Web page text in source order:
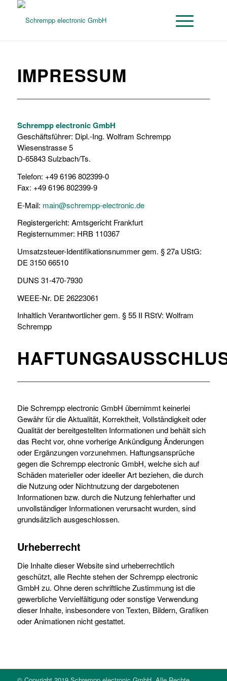
IMPRESSUM
Schrempp electronic GmbH
Geschäftsführer: Dipl.-Ing. Wolfram Schrempp
Wiesenstrasse 5
D-65843 Sulzbach/Ts.
Telefon: +49 6196 802399-0
Fax: +49 6196 802399-9
E-Mail: main@schrempp-electronic.de
Registergericht: Amtsgericht Frankfurt
Registernummer: HRB 110367
Umsatzsteuer-Identifikationsnummer gem. § 27a UStG:
DE 3150 66510
DUNS 31-470-7930
WEEE-Nr. DE 26223061
Inhaltlich Verantwortlicher gem. § 55 II RStV: Wolfram
Schrempp
Die Schrempp electronic GmbH übernimmt keinerlei
Gewähr für die Aktualität, Korrektheit, Vollständigkeit oder
Qualität der bereitgestellten Informationen und behält sich
das Recht vor, ohne vorherige Ankündigung Änderungen
oder Ergänzungen vorzunehmen. Haftungsansprüche
gegen die Schrempp electronic GmbH, welche sich auf
Schäden materieller oder ideeller Art beziehen, die durch
die Nutzung oder Nichtnutzung der dargebotenen
Informationen bzw. durch die Nutzung fehlerhafter und
unvollständiger Informationen verursacht wurden, sind
grundsätzlich ausgeschlossen.
Urheberrecht
Die Inhalte dieser Website sind urheberrechtlich
geschützt, alle Rechte stehen der Schrempp electronic
GmbH zu. Ohne deren schriftliche Zustimmung ist die
gewerbliche Vervielfältigung oder sonstige Verwendung
dieser Inhalte, insbesondere von Texten, Bildern, Grafiken
oder Animationen nicht gestattet.